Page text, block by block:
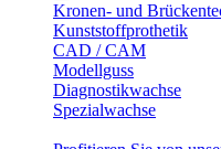
Kronen- und
Kunststoffprothetik
CAD / CAM
Modellguss
Diagnostikwachse
Spezialwachse